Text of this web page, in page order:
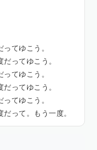
てゆこう。
ってゆこう。
てゆこう。
ってゆこう。
てゆこう。
って。もう一度。